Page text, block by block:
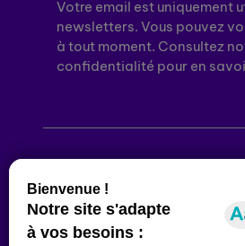
Votre email est uniquement
newsletters. Vous pouvez
à tout moment. Consultez
confidentialité pour en
Mentions légales
Politique
Conditions générales
Déclaration d’accessibilité